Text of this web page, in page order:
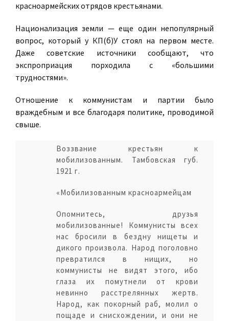
красноармейских отрядов крестьянами.
Национализация земли — еще один непопулярный
вопрос, который у КП(б)У стоял на первом месте.
Даже советские источники сообщают, что
экспроприация порходила с «большими
трудностями».
Отношение к коммунистам и партии было
враждебным и все благодаря политике, проводимой
свыше.
Воззвание крестьян к
мобилизованным. Тамбовская губ.
1921 г.
«Мобилизованным красноармейцам
Опомнитесь, друзья
мобилизованные! Коммунисты всех
нас бросили в бездну нищеты и
дикого произвола. Народ поголовно
превратился в нищих, но
коммунисты не видят этого, ибо
глаза их помутнели от крови
невинно расстрелянных жертв.
Народ, как покорный раб, молил о
пощаде и снисхождении, и они не